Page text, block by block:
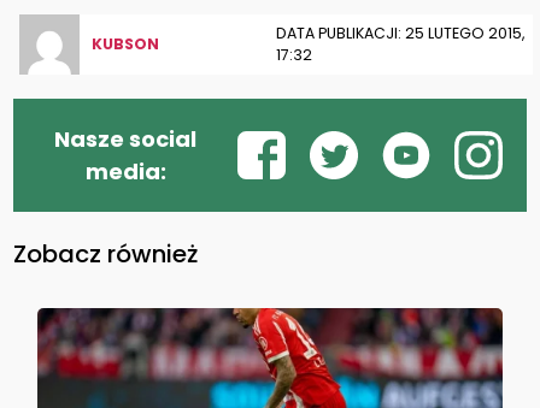
KUBSON
DATA PUBLIKACJI: 25 LUTEGO 2015,
17:32
Nasze social
media:
Zobacz również